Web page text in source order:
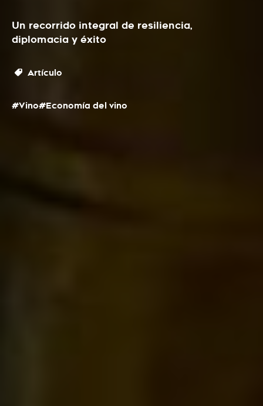
Un recorrido integral de resiliencia,
diplomacia y éxito
Artículo
#Vino#Economía del vino